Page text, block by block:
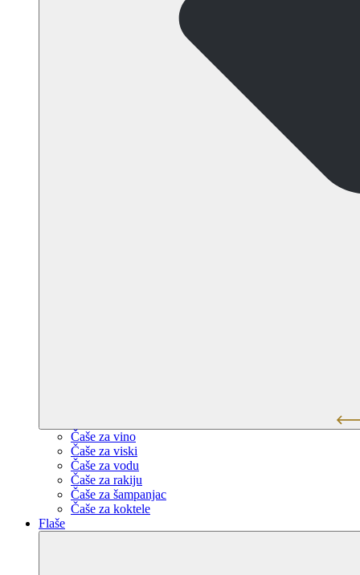
Čaše za vino
Čaše za viski
Čaše za vodu
Čaše za rakiju
Čaše za šampanjac
Čaše za koktele
Flaše